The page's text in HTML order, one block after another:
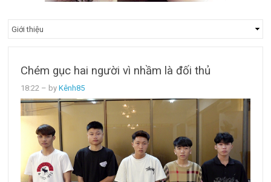
Chém gục hai người vì nhầm là đối thủ
18:22 – byKênh85